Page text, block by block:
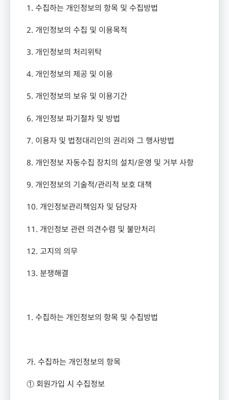
1. 수집하는 개인정보의 항목 및 수집방법
2. 개인정보의 수집 및 이용목적
3. 개인정보의 처리위탁
4. 개인정보의 제공 및 이용
5. 개인정보의 보유 및 이용기간
6. 개인정보 파기절차 및 방법
7. 이용자 및 법정대리인의 권리와 그 행사방법
8. 개인정보 자동수집 장치의 설치/운영 및 거부 사항
9. 개인정보의 기술적/관리적 보호 대책
10. 개인정보관리책임자 및 담당자
11. 개인정보 관련 의견수렴 및 불만처리
12. 고지의 의무
13. 분쟁해결
1. 수집하는 개인정보의 항목 및 수집방법
가. 수집하는 개인정보의 항목
① 회원가입 시 수집정보